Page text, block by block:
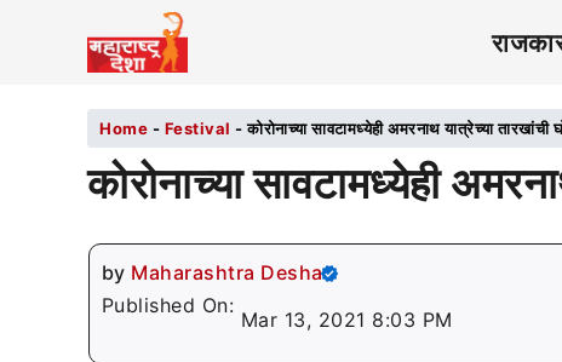
Home - Festival -कोरोनाच्या सावटामध्येही अमरनाथ यात्रेच्या तारखांची
कोरोनाच्या सावटामध्येही
by Maharashtra Desha
Published On:
Mar 13, 2021 8:03 PM